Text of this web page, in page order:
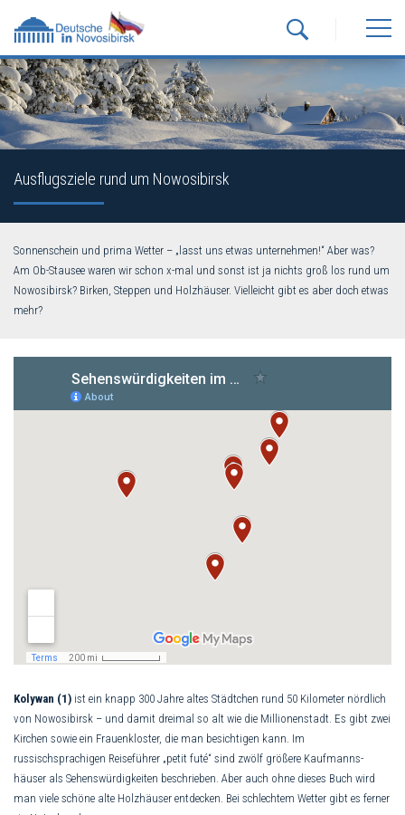
Ausflugsziele rund um Nowosibirsk
Sonnenschein und prima Wetter – „lasst uns etwas unternehmen!“ Aber was?
Am Ob-Stausee waren wir schon x-mal und sonst ist ja nichts groß los rund um
Nowosibirsk? Birken, Steppen und Holzhäuser. Vielleicht gibt es aber doch etwas
mehr?
Kolywan (1) ist ein knapp 300 Jahre altes Städtchen rund 50 Kilometer nördlich
von Nowosibirsk – und damit dreimal so alt wie die Millionenstadt. Es gibt zwei
Kirchen sowie ein Frauen­kloster, die man besichtigen kann. Im
russischsprachigen Reiseführer „petit futé“ sind zwölf größere Kaufmanns­
häuser als Sehenswürdigkeiten be­schrie­ben. Aber auch ohne dieses Buch wird
man viele schöne alte Holzhäuser entdecken. Bei schlechtem Wetter gibt es ferner